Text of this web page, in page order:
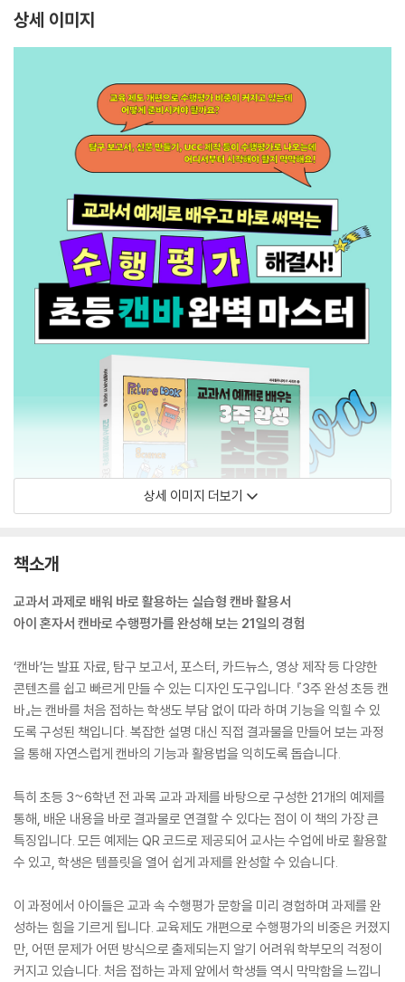
상세 이미지
상세 이미지 더보기
책소개
교과서 과제로 배워 바로 활용하는 실습형 캔바 활용서
아이 혼자서 캔바로 수행평가를 완성해 보는 21일의 경험
‘캔바’는 발표 자료, 탐구 보고서, 포스터, 카드뉴스, 영상 제작 등 다양한
콘텐츠를 쉽고 빠르게 만들 수 있는 디자인 도구입니다. 『3주 완성 초등 캔
바』는 캔바를 처음 접하는 학생도 부담 없이 따라 하며 기능을 익힐 수 있
도록 구성된 책입니다. 복잡한 설명 대신 직접 결과물을 만들어 보는 과정
을 통해 자연스럽게 캔바의 기능과 활용법을 익히도록 돕습니다.
특히 초등 3~6학년 전 과목 교과 과제를 바탕으로 구성한 21개의 예제를
통해, 배운 내용을 바로 결과물로 연결할 수 있다는 점이 이 책의 가장 큰
특징입니다. 모든 예제는 QR 코드로 제공되어 교사는 수업에 바로 활용할
수 있고, 학생은 템플릿을 열어 쉽게 과제를 완성할 수 있습니다.
이 과정에서 아이들은 교과 속 수행평가 문항을 미리 경험하며 과제를 완
성하는 힘을 기르게 됩니다. 교육제도 개편으로 수행평가의 비중은 커졌지
만, 어떤 문제가 어떤 방식으로 출제되는지 알기 어려워 학부모의 걱정이
커지고 있습니다. 처음 접하는 과제 앞에서 학생들 역시 막막함을 느낍니